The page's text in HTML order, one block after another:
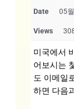
Date 05
Views
미국에서
어보시는
도 이메일
하면 다음